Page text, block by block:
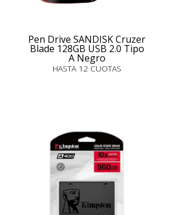
Pen Drive SANDISK Cruzer
Blade 128GB USB 2.0 Tipo
A Negro
HASTA 12 CUOTAS